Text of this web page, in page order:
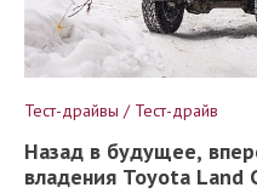
Тест-драйвы / Тест-драйв
Назад в будущее,
владения Toyota Land